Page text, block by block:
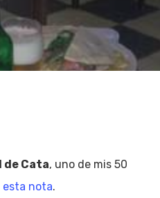
de Cata, uno de mis 50
esta nota.